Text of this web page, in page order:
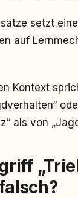
setzt
auf
Kontext
als von